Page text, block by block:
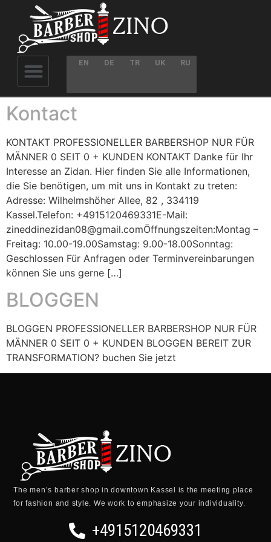
EN DE TR UK RU
Kontact
KONTAKT PROFESSIONELLER BARBERSHOP NUR FÜR
MÄNNER 0 SEIT 0 + KUNDEN KONTAKT Danke für Ihr
Interesse an Zidan. Hier finden Sie alle Informationen,
die Sie benötigen, um mit uns in Kontakt zu treten:
Adresse: Wilhelmshöher Allee, 82 , 334119
Kassel.Telefon: +4915120469331E-Mail:
zineddinezidan08@gmail.comÖffnungszeiten:Montag –
Freitag: 10.00-19.00Samstag: 9.00-18.00Sonntag:
Geschlossen Für Anfragen oder Terminvereinbarungen
können Sie uns gerne […]
BLOGGEN
BLOGGEN PROFESSIONELLER BARBERSHOP NUR FÜR
MÄNNER 0 SEIT 0 + KUNDEN BLOGGEN BEREIT ZUR
TRANSFORMATION? buchen Sie jetzt
The men’s barber shop in downtown Kassel is the meeting place
for fashion and style. We work to emphasize your individuality.
+4915120469331